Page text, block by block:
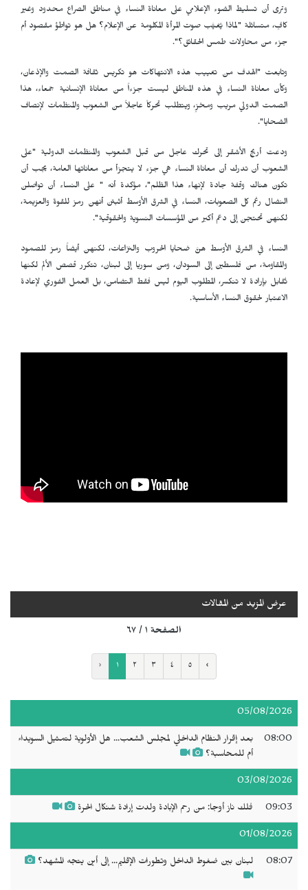
وترى أن تسليط الضوء الإعلامي على معاناة النساء في مناطق الصراع محدود وغير
كافٍ، متسائلة "لماذا يُغيَّب صوت المرأة المكلومة عن الإعلام؟ هل هو تواطؤ مقصود أم
جزء من محاولات طمس الحقائق؟".
وتابعت "الهدف من تغييب هذه الانتهاكات هو تكريس ثقافة الصمت والإذعان،
وكأن معاناة النساء في هذه المناطق ليست جزءاً من معاناة الإنسانية جمعاء، هذا
الصمت الدولي مريب ومخزٍ، ويتطلب تحركاً عاجلاً من الشعوب والمنظمات لإنصاف
الضحايا".
ودعت أريج الأشقر إلى تحرك عاجل من قبل الشعوب والمنظمات الدولية "على
الشعوب أن تدرك أن معاناة النساء هي جزء لا يتجزأ من معاناتها العامة، يجب أن
تكون هناك وقفة جادة لإنهاء هذا الظلم"، مؤكدة أنه " على النساء أن تواصلن
النضال رغم كل الصعوبات، النساء في الشرق الأوسط أثبتن أنهن رمز للقوة والعزيمة،
لكنهن تحتجن إلى دعم أكبر من المؤسسات النسوية والحقوقية".
النساء في الشرق الأوسط هنَّ ضحايا الحروب والنزاعات، لكنهن أيضاً رمز للصمود
والمقاومة، من فلسطين إلى السودان، ومن سوريا إلى لبنان، تتكرر قصص الألم لكنها
تُقابل بإرادة لا تنكسر، المطلوب اليوم ليس فقط التضامن، بل العمل الفوري لإعادة
الاعتبار لحقوق النساء الأساسية.
عرض المزيد من المقالات
الصفحة ١ / ٦٧
‹ ١ ٢ ٣ ٤ ٥ ›
05/08/2026
08:00
بعد إقرار النظام الداخلي لمجلس الشعب... هل الأولوية لتمثيل السويداء
أم للمحاسبة؟
03/08/2026
09:03 فلك ناز أوجا: من رحم الإبادة ولدت إرادة شنكال الحرة
01/08/2026
08:07 لبنان بين ضغوط الداخل وتطورات الإقليم... إلى أين يتجه المشهد؟